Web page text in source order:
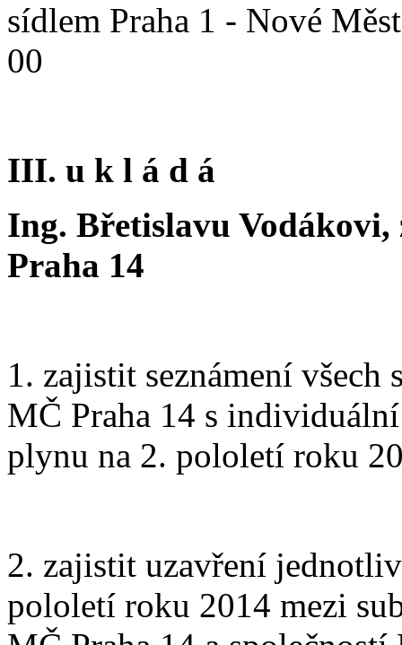
sídlem Praha 1 - Nové
00
III. u k l á d á
Ing. Břetislavu Vodákovi,
Praha 14
1. zajistit seznámení všech
MČ Praha 14 s
plynu na 2. pololetí roku
2. zajistit uzavření
pololetí roku 2014 mezi